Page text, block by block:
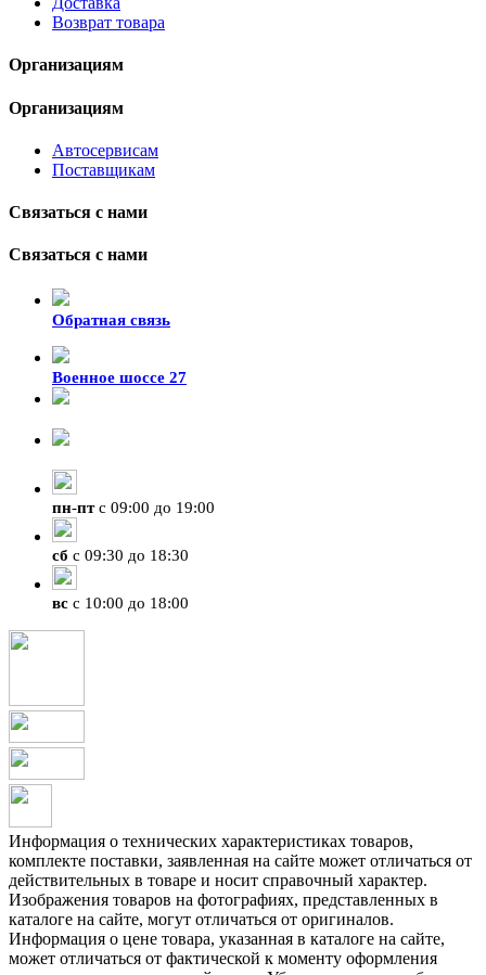
Возврат товара
Организациям
Организациям
Автосервисам
Поставщикам
Связаться с нами
Связаться с нами
Обратная связь
Военное шоссе 27
пн-птс 09:00 до 19:00
сб с 09:30 до 18:30
вс с 10:00 до 18:00
Информация о технических характеристиках товаров,
комплекте поставки, заявленная на сайте может отличаться от
действительных в товаре и носит справочный характер.
Изображения товаров на фотографиях, представленных в
каталоге на сайте, могут отличаться от оригиналов.
Информация о цене товара, указанная в каталоге на сайте,
может отличаться от фактической к моменту оформления